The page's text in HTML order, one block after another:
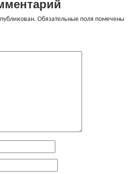
Обязательные поля помечены